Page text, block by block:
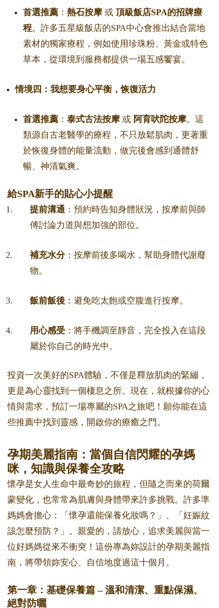
首選推薦 ： 熱石按摩或 頂級飯店SPA的招牌療
程。許多五星級飯店的SPA中心會推出結合當地
素材的獨家療程，例如使用珍珠粉、黃金或特色
草本，從環境到服務都提供一場五感饗宴。
情境四：我想要身心平衡，恢復活力
首選推薦 ： 泰式古法按摩或 阿育吠陀按摩。這
類源自古老醫學的療程，不只放鬆肌肉，更著重
於恢復身體的能量流動，做完後會感到通體舒
暢、神清氣爽。
給SPA新手的貼心小提醒
提前溝通 ：預約時告知身體狀況，按摩前與師
傅討論力道與想加強的部位。
補充水分：按摩前後多喝水，幫助身體代謝廢
物。
飯前飯後 ：避免吃太飽或空腹進行按摩。
用心感受 ：將手機調至靜音，完全投入在這段
屬於你自己的時光中。
投資一次美好的SPA體驗，不僅是釋放肌肉的緊繃，
更是為心靈找到一個棲息之所。現在，就根據你的心
情與需求，預訂一場專屬的SPA之旅吧！願你能在這
些推薦中找到靈感，開啟你的療癒之門。
孕期美麗指南：當個自信閃耀的孕媽
咪，知識與保養全攻略
懷孕是女人生命中最奇妙的旅程，但隨之而來的荷爾
蒙變化，也常常為肌膚與身體帶來許多挑戰。許多準
媽媽會擔心：「懷孕還能保養化妝嗎？」、「妊娠紋
該怎麼預防？」。親愛的，請放心，追求美麗與當一
位好媽媽從來不衝突！這份專為妳設計的孕期美麗指
南，將帶領妳安心、自信地度過這十個月。
第一章：基礎保養篇 – 溫和清潔、重點保濕、
絕對防曬